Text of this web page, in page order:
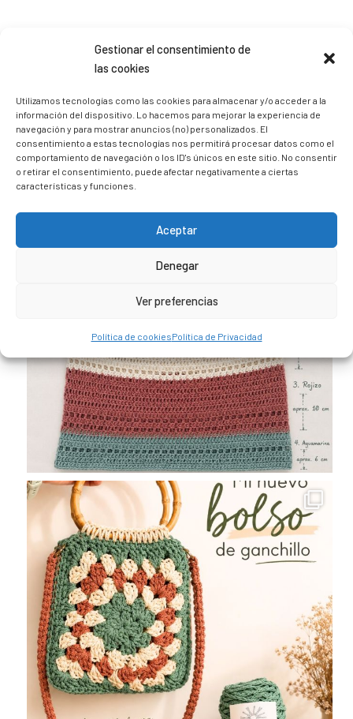
Gestionar el consentimiento de
las cookies
Utilizamos tecnologías como las cookies para almacenar y/o acceder a la
información del dispositivo. Lo hacemos para mejorar la experiencia de
navegación y para mostrar anuncios (no) personalizados. El
consentimiento a estas tecnologías nos permitirá procesar datos como el
comportamiento de navegación o los ID's únicos en este sitio. No consentir
o retirar el consentimiento, puede afectar negativamente a ciertas
características y funciones.
Aceptar
Denegar
Ver preferencias
Política de cookiesPolítica de Privacidad
Sígueme en Instagram
trizia_comopedroporsucasa
Freelance | Web | RRSS
Mi tienda de productos ECO
@lacatalina.shop
Alquila tu Autocaravana en
@caravana_go
Mi blog de viajes